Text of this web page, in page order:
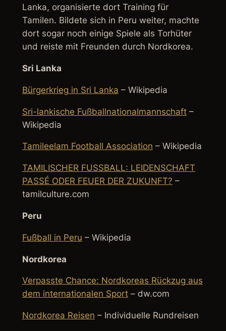
Lanka, organisierte dort Training für
Tamilen. Bildete sich in Peru weiter, machte
dort sogar noch einige Spiele als Torhüter
und reiste mit Freunden durch Nordkorea.
Sri Lanka
Bürgerkrieg in Sri Lanka – Wikipedia
Sri-lankische Fußballnationalmannschaft–
Wikipedia
Tamileelam Football Association – Wikipedia
TAMILISCHER FUSSBALL: LEIDENSCHAFT
PASSÉ ODER FEUER DER ZUKUNFT? –
tamilculture.com
Peru
Fußball in Peru – Wikipedia
Nordkorea
Verpasste Chance: Nordkoreas Rückzug aus
dem internationalen Sport– dw.com
Nordkorea Reisen – Individuelle Rundreisen